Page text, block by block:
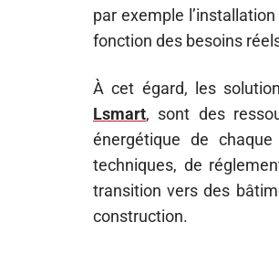
par exemple
fonction des besoins
À cet égard, les
Lsmart, sont des
énergétique de
techniques, de
transition vers des
construction.